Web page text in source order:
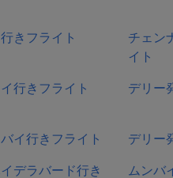
きフライト
チェン
イト
行きフライト デリー
イ行きフライト デリー
デラバード行き
ムンバ